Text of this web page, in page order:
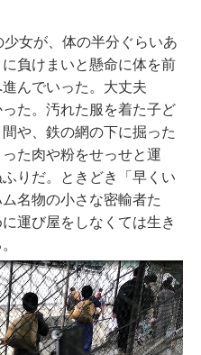
女が、体の半分ぐらいあ
負けまいと懸命に体を前
んでいった。大丈夫
た。汚れた服を着た子ど
や、鉄の網の下に掘った
た肉や粉をせっせと運
りだ。ときどき「早くい
名物の小さな密輸者た
運び屋をしなくては生き